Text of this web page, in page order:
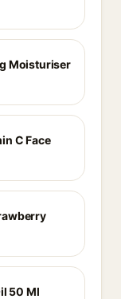
Moisturiser
C Face
50 Ml